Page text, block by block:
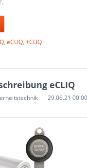
, eCLIQ, +CLIQ
eCLIQ
29.06.21 00:00